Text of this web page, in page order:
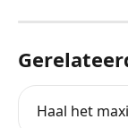
Haal het